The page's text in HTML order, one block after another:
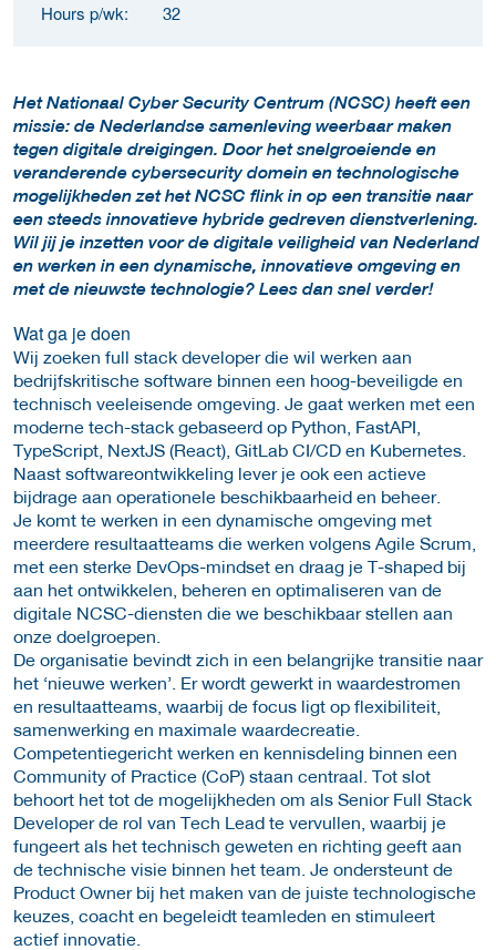
Hours p/wk: 32
Het Nationaal Cyber Security Centrum (NCSC) heeft een
missie: de Nederlandse samenleving weerbaar maken
tegen digitale dreigingen. Door het snelgroeiende en
veranderende cybersecurity domein en technologische
mogelijkheden zet het NCSC flink in op een transitie naar
een steeds innovatieve hybride gedreven dienstverlening.
Wil jij je inzetten voor de digitale veiligheid van Nederland
en werken in een dynamische, innovatieve omgeving en
met de nieuwste technologie? Lees dan snel verder!
Wat ga je doen
Wij zoeken full stack developer die wil werken aan
bedrijfskritische software binnen een hoog-beveiligde en
technisch veeleisende omgeving. Je gaat werken met een
moderne tech-stack gebaseerd op Python, FastAPI,
TypeScript, NextJS (React), GitLab CI/CD en Kubernetes.
Naast softwareontwikkeling lever je ook een actieve
bijdrage aan operationele beschikbaarheid en beheer.
Je komt te werken in een dynamische omgeving met
meerdere resultaatteams die werken volgens Agile Scrum,
met een sterke DevOps-mindset en draag je T-shaped bij
aan het ontwikkelen, beheren en optimaliseren van de
digitale NCSC-diensten die we beschikbaar stellen aan
onze doelgroepen.
De organisatie bevindt zich in een belangrijke transitie naar
het ‘nieuwe werken’. Er wordt gewerkt in waardestromen
en resultaatteams, waarbij de focus ligt op flexibiliteit,
samenwerking en maximale waardecreatie.
Competentiegericht werken en kennisdeling binnen een
Community of Practice (CoP) staan centraal. Tot slot
behoort het tot de mogelijkheden om als Senior Full Stack
Developer de rol van Tech Lead te vervullen, waarbij je
fungeert als het technisch geweten en richting geeft aan
de technische visie binnen het team. Je ondersteunt de
Product Owner bij het maken van de juiste technologische
keuzes, coacht en begeleidt teamleden en stimuleert
actief innovatie.